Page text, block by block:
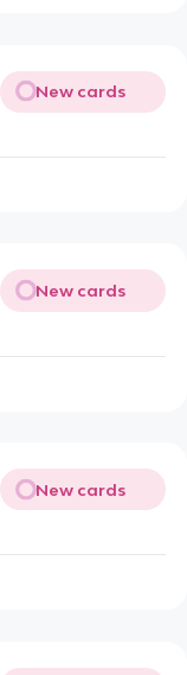
New cards
New cards
New cards